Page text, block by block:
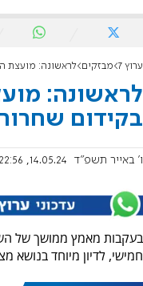
ערוץ 7 מבזקים לראשונה: מועצת
לראשונה:
בקידום
ו' באייר תשפ"ד 14.05.24, 22:56
בעקבות מאמץ ממושך של
חמישי, לדיון מיוחד בנושא